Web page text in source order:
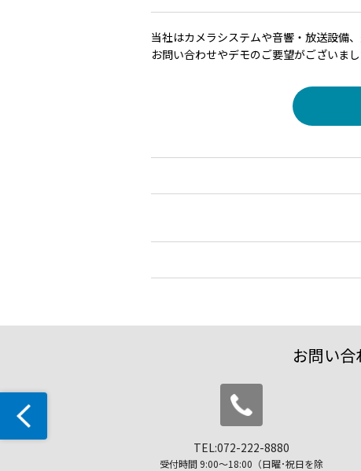
当社はカメラシステムや音響・放送設備
お問い合わせやデモのご要望がございま
お問い合
TEL:072-222-8880
受付時間 9:00〜18:00（日曜･祝日を除